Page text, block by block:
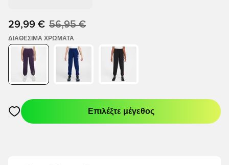
29,99 € 56,95 €
ΔΙΑΘΈΣΙΜΑ ΧΡΏΜΑΤΑ
Ανοίγει ένα Modal για να συνδεθείτε ή να εγγραφείτε ως
Επιλέξτε μέγεθος